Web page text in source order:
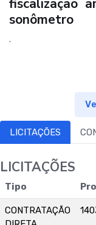
sonômetro
.
LICITAÇÕES
LICITAÇÕES
Tipo
CONTRATAÇÃO